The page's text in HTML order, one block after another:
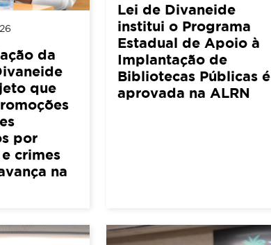
da
que
por
crimes
na
Lei de Divaneide
institui o Programa
Estadual de Apoio à
Implantação de
Bibliotecas Públicas é
aprovada na ALRN